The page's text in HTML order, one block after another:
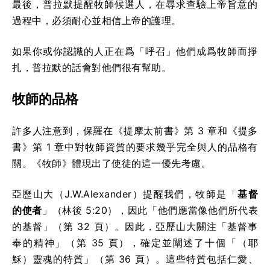
最後，普拉默提醒牧師候選人，在尋求查驗上帝旨意的
過程中，必須耐心並相信上帝的護理。
如果你或你認識的人正在爲「呼召」他們成爲牧師而掙
扎，普拉默的話會對他們很有幫助。
牧師的品格
許多人注意到，保羅在《提摩太前書》第 3 章和《提多
書》第 1 章中對牧師資質的要求幾乎完全與人的品格有
關。《牧師》體現出了使徒的這一優先考慮。
亞歷山大（J.W.Alexander）提醒我們，牧師是「基督
的使者 」（林後 5:20），因此「他們應當像他們所代表
的基督」（第 32 頁）。因此，亞歷山大關注「基督事
奉的精神」（第 35 頁），確定並闡述了十個「（耶
穌）靈魂的特質」（第 36 頁）。這些特質包括仁愛、